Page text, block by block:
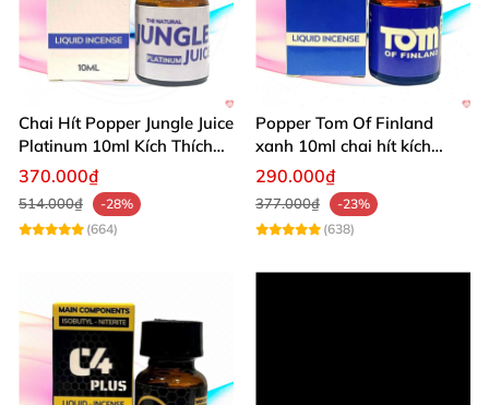
Chai Hít Popper Jungle Juice
Platinum 10ml Kích Thích
Mạnh
370.000₫
514.000₫
-28%
(664)
Popper Tom Of Finland
xanh 10ml chai hít kích
thích mạnh mẽ
290.000₫
377.000₫
-23%
(638)